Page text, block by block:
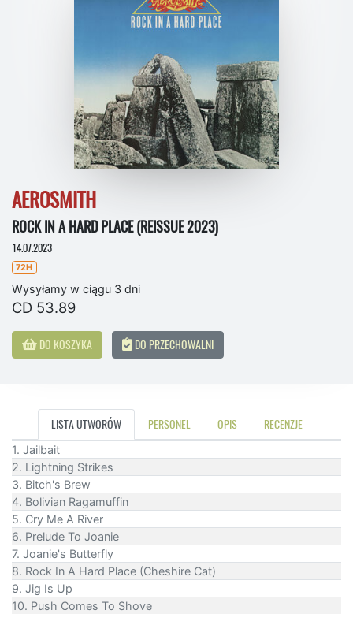
AEROSMITH
ROCK IN A HARD PLACE (REISSUE 2023)
14.07.2023
72H
Wysyłamy w ciągu 3 dni
CD 53.89
DO KOSZYKA DO PRZECHOWALNI
LISTA UTWORÓW PERSONEL OPIS RECENZJE
1. Jailbait
2. Lightning Strikes
3. Bitch's Brew
4. Bolivian Ragamuffin
5. Cry Me A River
6. Prelude To Joanie
7. Joanie's Butterfly
8. Rock In A Hard Place (Cheshire Cat)
9. Jig Is Up
10. Push Comes To Shove